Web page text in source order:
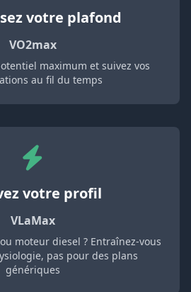
votre plafond
VO2max
maximum et suivez vos
au fil du temps
votre profil
VLaMax
moteur diesel ? Entraînez-vous
pas pour des plans
génériques